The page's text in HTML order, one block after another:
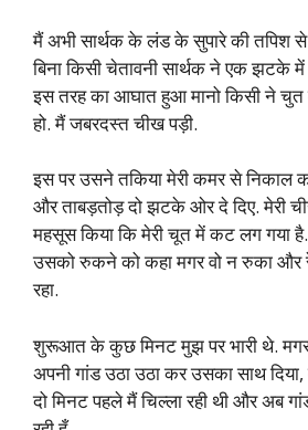
मैं अभी सार्थक के लंड के सुपारे की तपिश से
बिना किसी चेतावनी सार्थक ने एक झटके
इस तरह का आघात हुआ मानो किसी ने चुत
हो. मैं जबरदस्त चीख पड़ी.
इस पर उसने तकिया मेरी कमर से निकाल
और ताबड़तोड़ दो झटके ओर दे दिए. मेरी
महसूस किया कि मेरी चूत में कट लग गया
उसको रुकने को कहा मगर वो न रुका और
रहा.
शुरूआत के कुछ मिनट मुझ पर भारी थे.
अपनी गांड उठा उठा कर उसका साथ
दो मिनट पहले मैं चिल्ला रही थी और अब